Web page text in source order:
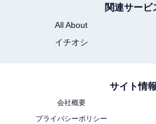
ールド」が大人気です。
回答者からは「バリエーション
「総菜パンも菓子パンも種類が
にシフォンケーキパンが安いの
す（49歳女性／栃木県）」「パ
関連サービ
All About
イチオシ
サイト情報
会社概要
プライバシーポリシー